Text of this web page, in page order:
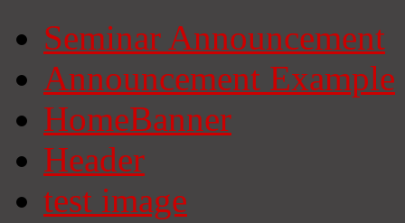
Seminar Announcement
Announcement Example
HomeBanner
Header
test image